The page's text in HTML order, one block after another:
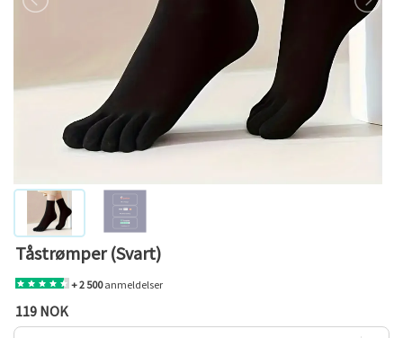
Tåstrømper (Svart)
+ 2 500anmeldelser
119 NOK